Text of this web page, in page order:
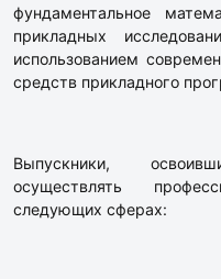
фундаментальное
прикладных
использованием
средств прикладного
Выпускники,
осуществлять
следующих сферах: